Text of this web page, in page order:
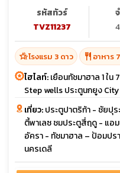
รหัสทัวร์
TVZ11237
hotel_classโรงแรม 3 ดาว restaurant อาหาร
ไฮไลท์:เยือนทัชมาฮาล 1 ใ
Step wells ประตูนกยูง
เที่ยว:ประตูปาตริก้า - ชัยปุ
ตี้พาเลซ ชมประตูสี่ฤดู - แอ
อัครา - ทัชมาฮาล – ป้อมป
นครเดลี